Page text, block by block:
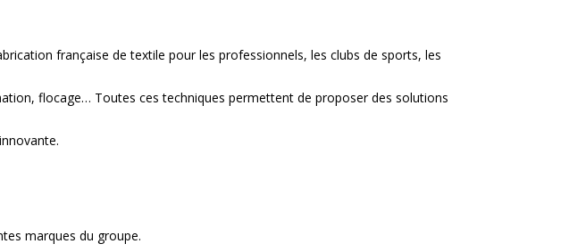
française de textile pour les professionnels, les clubs de sports, les
flocage… Toutes ces techniques permettent de proposer des solutions
marques du groupe.